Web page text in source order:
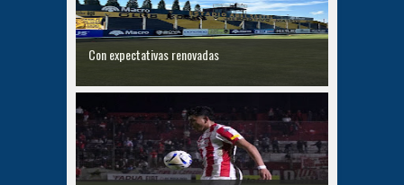
Con expectativas renovadas